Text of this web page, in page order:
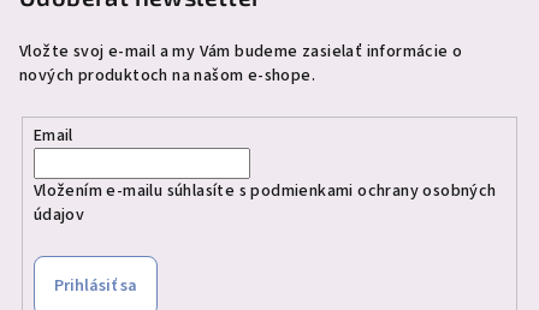
Vložte svoj e-mail a my Vám budeme zasielať informácie o
nových produktoch na našom e-shope.
Email
Vložením e-mailu súhlasíte spodmienkami ochrany osobných
údajov
Prihlásiť sa